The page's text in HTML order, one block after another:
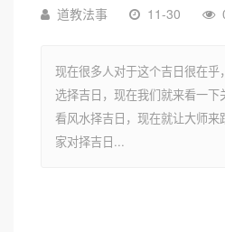
道教法事 11-30
现在很多人对于这个吉日很在
选择吉日，现在我们就来看一
看风水择吉日，现在就让大师
家对择吉日...